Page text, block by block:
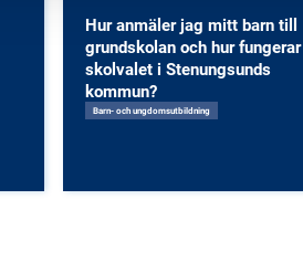
Hur anmäler jag mitt barn till
grundskolan och hur fungerar
skolvalet i Stenungsunds
kommun?
Barn- och ungdomsutbildning